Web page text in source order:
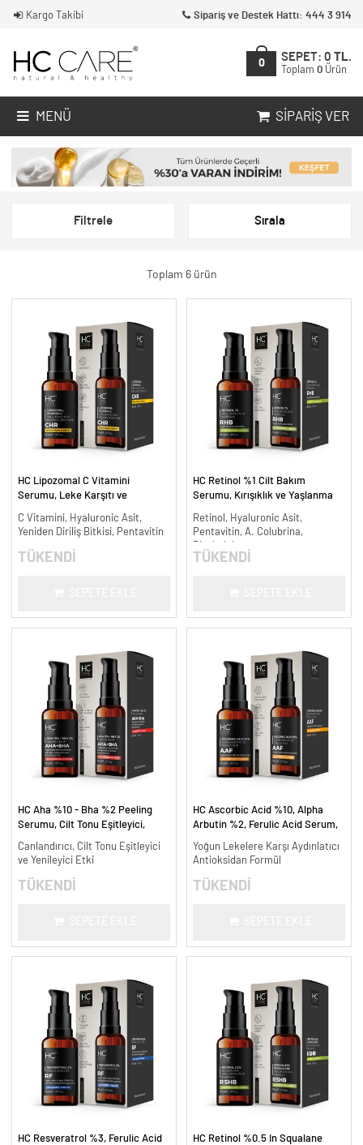
Kargo Takibi Sipariş ve Destek Hattı: 444 3 914
0
SEPET: 0 TL.
Toplam 0 Ürün
MENÜ SIPARIŞ VER
Filtrele Sırala
Toplam 6 ürün
HC Lipozomal C Vitamini
Serumu, Leke Karşıtı ve
C Vitamini, Hyaluronic Asit,
Yeniden Diriliş Bitkisi, Pentavitin
TÜKENDİ
HC Retinol %1 Cilt Bakım
Serumu, Kırışıklık ve Yaşlanma
Retinol, Hyaluronic Asit,
Pentavitin, A. Colubrina,
Bisabolol
TÜKENDİ
HC Aha %10 - Bha %2 Peeling
Serumu, Cilt Tonu Eşitleyici,
Canlandırıcı, Cilt Tonu Eşitleyici
ve Yenileyici Etki
TÜKENDİ
HC Ascorbic Acid %10, Alpha
Arbutin %2, Ferulic Acid Serum,
ml.
Yoğun Lekelere Karşı Aydınlatıcı
Antioksidan Formül
TÜKENDİ
HC Resveratrol %3, Ferulic Acid
HC Retinol %0.5 In Squalane